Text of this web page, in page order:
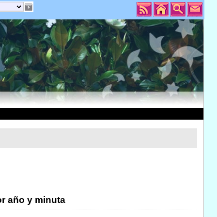
año y minuta